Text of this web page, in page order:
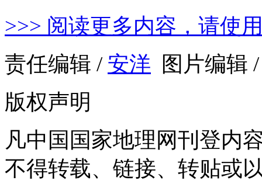
>>> 阅读更多内容，请使
责任编辑 / 安洋 图片编辑
版权声明
凡中国国家地理网刊登内
不得转载、链接、转贴或